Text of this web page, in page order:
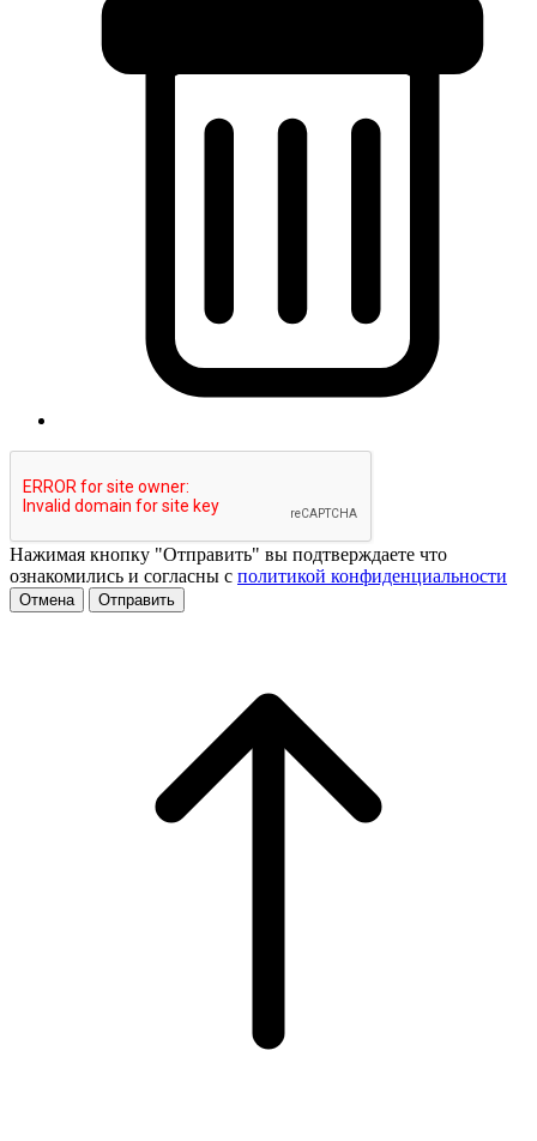
Нажимая кнопку "Отправить" вы подтверждаете что
ознакомились и согласны с политикой конфиденциальности
Отмена Отправить